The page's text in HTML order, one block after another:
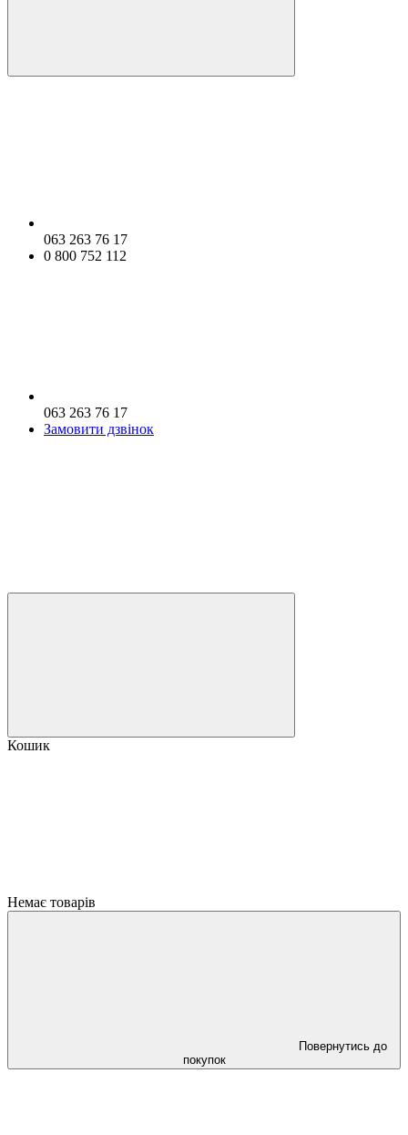
063 263 76 17
0 800 752 112
063 263 76 17
Замовити дзвінок
Кошик
Немає товарів
Повернутись до
покупок